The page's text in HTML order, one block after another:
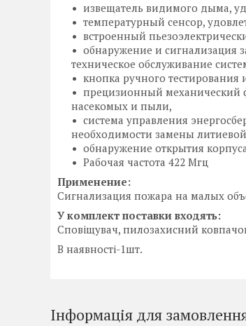
извещатель видимого дыма,
температурный сенсор,
встроенный
обнаружение и сигнализация
техническое обслуживание
кнопка ручного тестирования
прецизионный механический
насекомых и пыли,
система управления
необходимости замены литиевой
обнаружение открытия
Рабочая частота 422 Мгц
Применение:
Сигнализация пожара на малых
У комплект поставки входять:
Сповіщувач, пилозахисний ковпачок,
В наявності-1шт.
Інформація для